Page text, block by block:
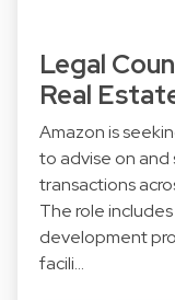
Legal
Real
Amazon is
to advise on
transactions
The role
development
facili…